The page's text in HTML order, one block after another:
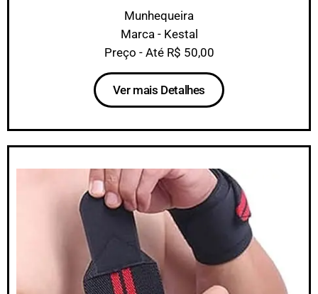
Munhequeira
Marca - Kestal
Preço - Até R$ 50,00
Ver mais Detalhes